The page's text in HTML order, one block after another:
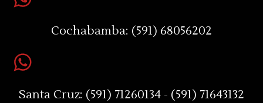
Cochabamba: (591) 68056202
Santa Cruz: (591) 71260134 - (591) 71643132